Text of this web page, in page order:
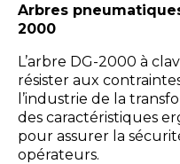
Arbres
2000
L’arbre DG-2000 à
résister aux
l’industrie de la
des caractéristiques
pour assurer la
opérateurs.